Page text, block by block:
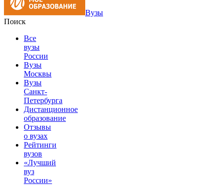
Вузы
Поиск
Все
вузы
России
Вузы
Москвы
Вузы
Санкт-
Петербурга
Дистанционное
образование
Отзывы
о вузах
Рейтинги
вузов
«Лучший
вуз
России»